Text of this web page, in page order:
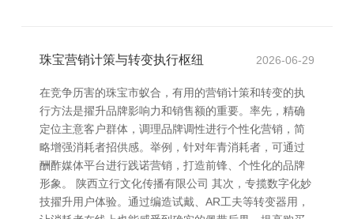
珠宝营销计策与转变执行枢纽 2026-06-29
在竞争历害的珠宝市蚁合，有用的营销计策和转变的执
行方法是擢升品牌影响力和销售额的重要。率先，精确
定位主意客户群体，调理品牌调性进行个性化营销，简
略增强消耗者招供感。举例，针对年青消耗者，可通过
酬酢媒体平台进行践诺营销，打造前锋、个性化的品牌
形象。 陕西立行文化传播有限公司 其次，专揽数字化妙
技擢升用户体验。通过编造试戴、AR工夫等转变器用，